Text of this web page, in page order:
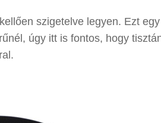
szigetelve legyen. Ezt
úgy itt is fontos, hogy